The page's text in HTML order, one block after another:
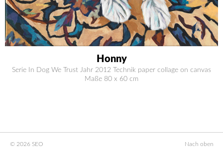
Honny
Serie In Dog We Trust Jahr 2012 Technik paper collage on canvas
Maße 80 x 60 cm
© 2026 SEO Nach oben